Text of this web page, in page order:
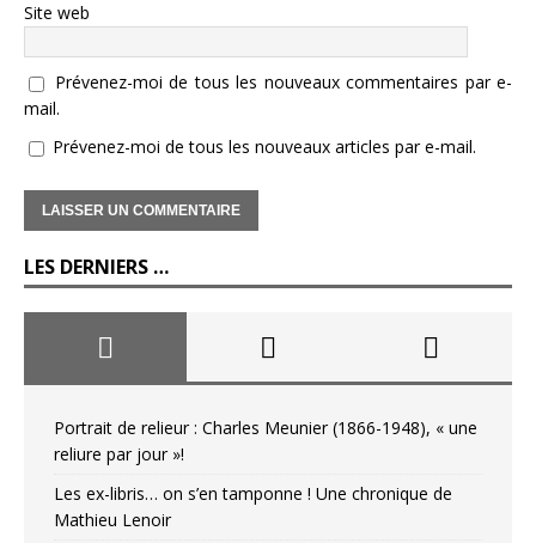
Site web
Prévenez-moi de tous les nouveaux commentaires par e-
mail.
Prévenez-moi de tous les nouveaux articles par e-mail.
LES DERNIERS …
Portrait de relieur : Charles Meunier (1866-1948), « une
reliure par jour »!
Les ex-libris… on s’en tamponne ! Une chronique de
Mathieu Lenoir